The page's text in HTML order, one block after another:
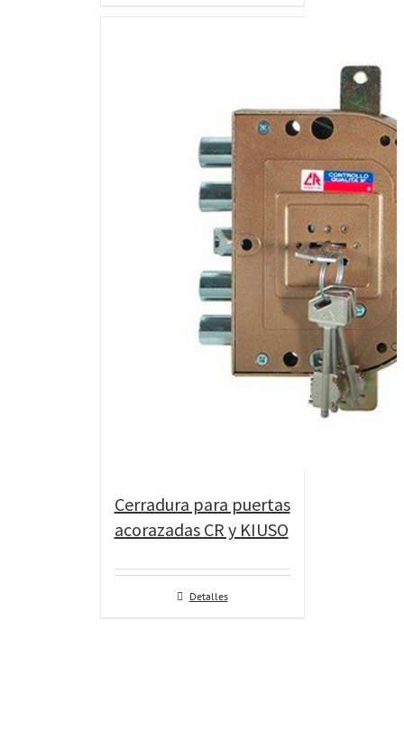
Cerradura para puertas
acorazadas CR y KIUSO
Detalles